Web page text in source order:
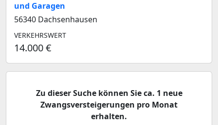
und Garagen
56340 Dachsenhausen
VERKEHRSWERT
14.000 €
Zu dieser Suche können Sie ca. 1 neue
Zwangsversteigerungen pro Monat
erhalten.